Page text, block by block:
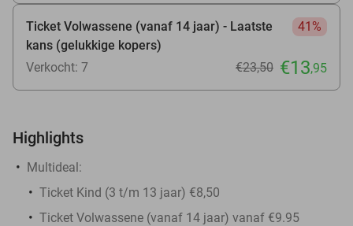
Ticket Volwassene (vanaf 14 jaar) - Laatste
kans (gelukkige kopers)
41%
Verkocht: 7 €23,50 €13,95
Highlights
Multideal:
Ticket Kind (3 t/m 13 jaar) €8,50
Ticket Volwassene (vanaf 14 jaar) vanaf €9.95